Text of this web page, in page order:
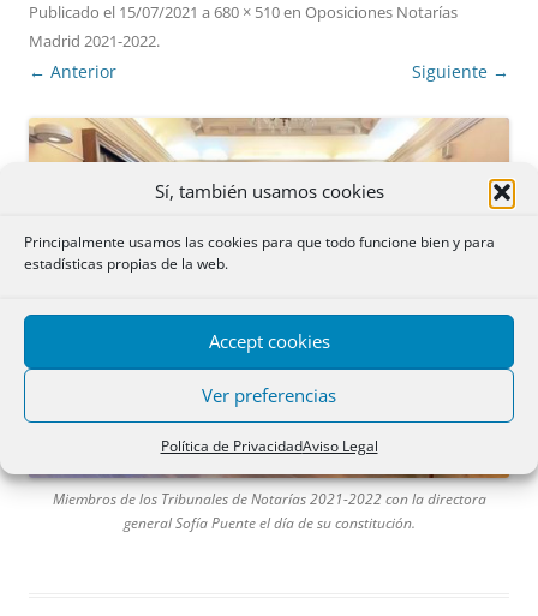
Sí, también usamos cookies
Principalmente usamos las cookies para que todo funcione bien y para
estadísticas propias de la web.
Accept cookies
Ver preferencias
Política de PrivacidadAviso Legal
Publicado el 15/07/2021 a 680 × 510en Oposiciones Notarías
Madrid 2021-2022.
← Anterior Siguiente →
Miembros de los Tribunales de Notarías 2021-2022 con la directora
general Sofía Puente el día de su constitución.